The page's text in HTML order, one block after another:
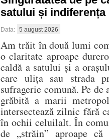
satului și
Data: 5 august 2026
Am trăit în două lumi
o claritate aproape
caldă a satului și a
care ulița sau strada
sufragerie comună. Pe
grăbită a marii
intersectează zilnic fără
în ochii celuilalt. În
de „străin” aproape